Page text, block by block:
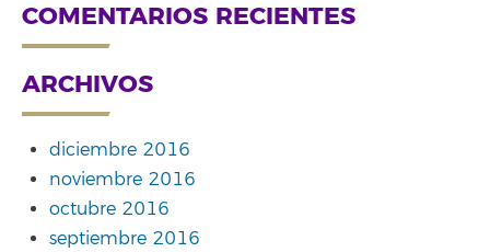
COMENTARIOS RECIENTES
ARCHIVOS
diciembre 2016
noviembre 2016
octubre 2016
septiembre 2016